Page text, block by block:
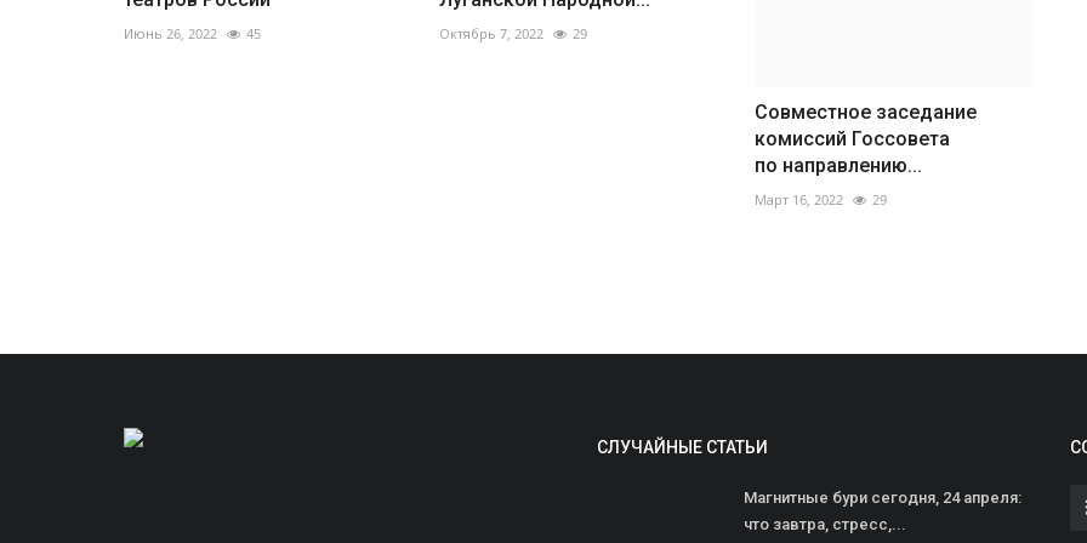
Июнь 26, 2022 45 Октябрь 7, 2022 29
Совместное заседание
комиссий Госсовета
по направлению...
Март 16, 2022 29
СЛУЧАЙНЫЕ СТАТЬИ
Магнитные бури сегодня, 24 апреля:
что завтра, стресс,...